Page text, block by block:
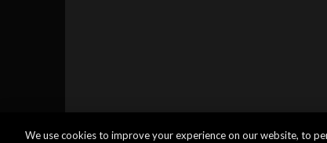
We use cookies to improve your experience on our website, to